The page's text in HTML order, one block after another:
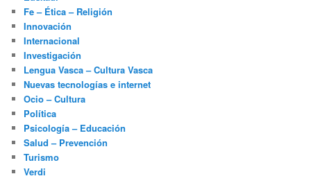
Fe – Ética – Religión
Innovación
Internacional
Investigación
Lengua Vasca – Cultura Vasca
Nuevas tecnologías e internet
Ocio – Cultura
Política
Psicología – Educación
Salud – Prevención
Turismo
Verdi